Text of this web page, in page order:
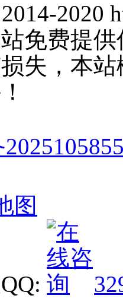
2020
免费提
失，本
图